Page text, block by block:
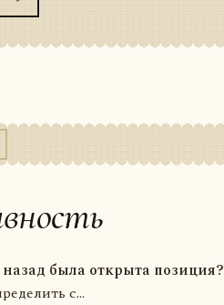
была открыта позиция?
с...